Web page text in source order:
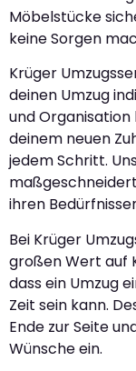
Möbelstücke
keine Sorgen
Krüger
deinen Umzug
und
deinem neuen
jedem Schritt.
ihren
Bei Krüger
großen Wert auf
dass ein Umzug
Zeit sein kann.
Ende zur Seite
Wünsche ein.